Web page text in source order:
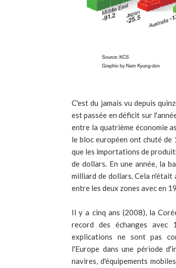
C'est du jamais vu depuis
est passée en déficit sur
entre la quatrième économie
le bloc européen ont chuté
que les importations de
de dollars. En une année, la
milliard de dollars. Cela n'était
entre les deux zones avec en
Il y a cinq ans (2008), la
record des échanges avec
explications ne sont pas
l'Europe dans une période
navires, d'équipements